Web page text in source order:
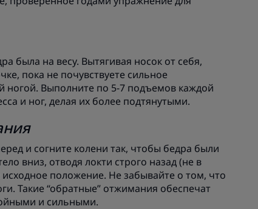
была на весу. Вытягивая носок от себя,
пока не почувствуете сильное
Выполните по 5-7 подъемов каждой
и ног, делая их более подтянутыми.
и согните колени так, чтобы бедра были
вниз, отводя локти строго назад (не в
положение. Не забывайте о том, что
Такие “обратные” отжимания обеспечат
и сильными.